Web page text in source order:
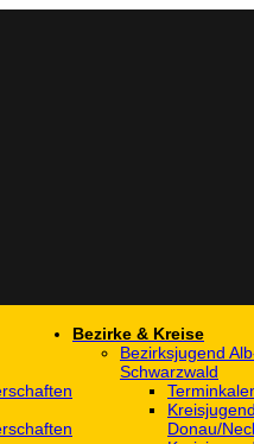
Bezirke & Kreise
Bezirksjugend
Schwarzwald
Kreisjugend
Donau/